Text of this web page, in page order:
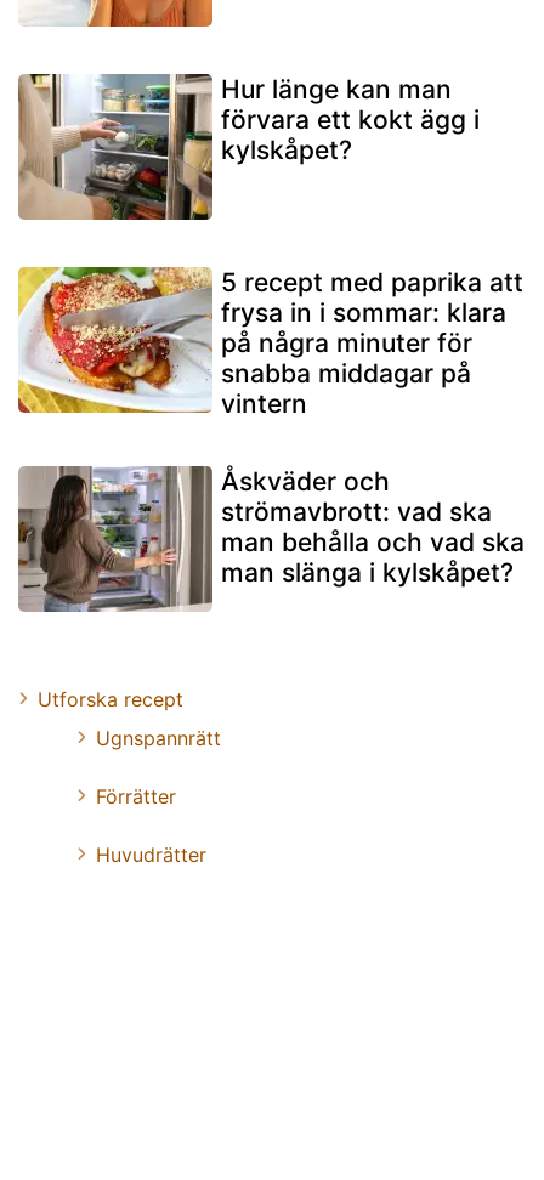
Hur länge kan man
förvara ett kokt ägg i
kylskåpet?
5 recept med paprika att
frysa in i sommar: klara
på några minuter för
snabba middagar på
vintern
Åskväder och
strömavbrott: vad ska
man behålla och vad ska
man slänga i kylskåpet?
Utforska recept
Ugnspannrätt
Förrätter
Huvudrätter